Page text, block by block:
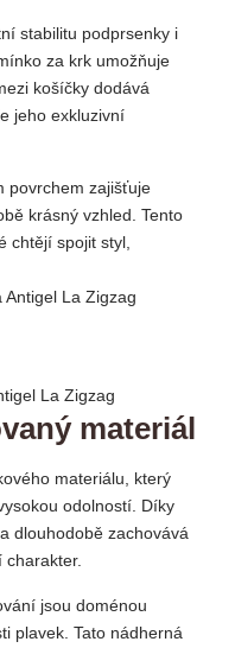
stabilitu podprsenky i
za krk umožňuje
košíčky dodává
jeho exkluzivní
povrchem zajišťuje
krásný vzhled. Tento
chtějí spojit styl,
materiál
materiálu, který
odolností. Díky
dlouhodobě zachovává
jsou doménou
plavek. Tato nádherná